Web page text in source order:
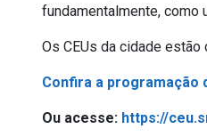
fundamentalmente, como
Os CEUs da cidade
Confira a programação
Ou acesse: https://